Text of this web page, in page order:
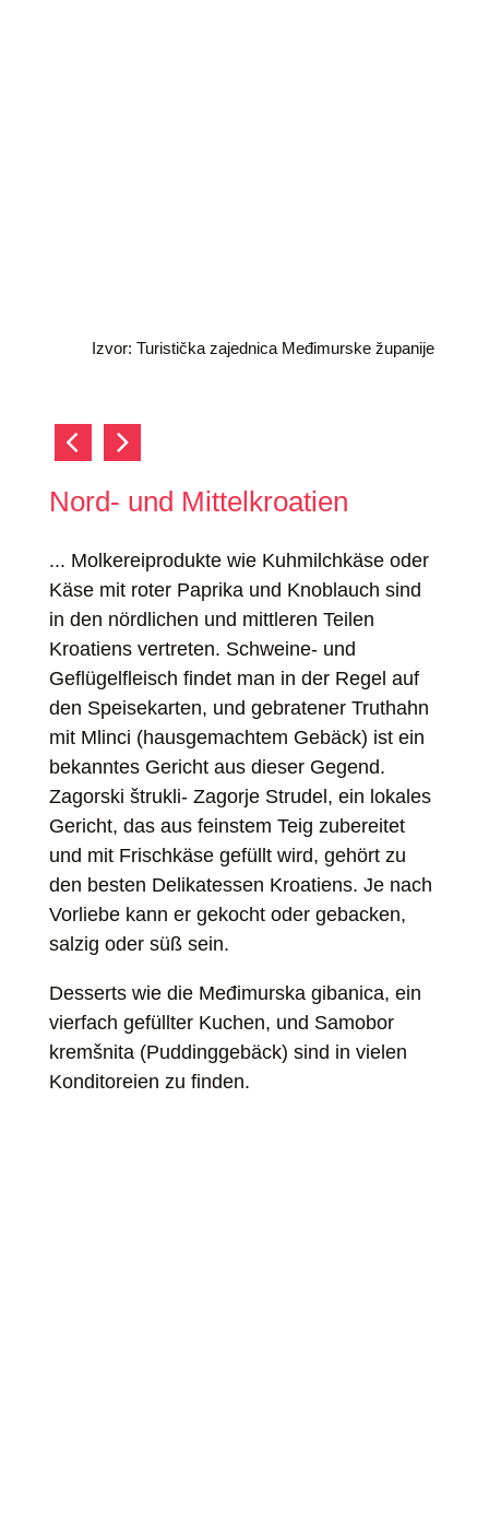
Izvor: Turistička zajednica Međimurske županije
Nord- und Mittelkroatien
... Molkereiprodukte wie Kuhmilchkäse oder
Käse mit roter Paprika und Knoblauch sind
in den nördlichen und mittleren Teilen
Kroatiens vertreten. Schweine- und
Geflügelfleisch findet man in der Regel auf
den Speisekarten, und gebratener Truthahn
mit Mlinci (hausgemachtem Gebäck) ist ein
bekanntes Gericht aus dieser Gegend.
Zagorski štrukli- Zagorje Strudel, ein lokales
Gericht, das aus feinstem Teig zubereitet
und mit Frischkäse gefüllt wird, gehört zu
den besten Delikatessen Kroatiens. Je nach
Vorliebe kann er gekocht oder gebacken,
salzig oder süß sein.
Desserts wie die Međimurska gibanica, ein
vierfach gefüllter Kuchen, und Samobor
kremšnita (Puddinggebäck) sind in vielen
Konditoreien zu finden.